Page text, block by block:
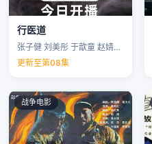
行医道
张子健 刘美彤 于歆童 赵婧祎 …
更新至第08集
战争电影